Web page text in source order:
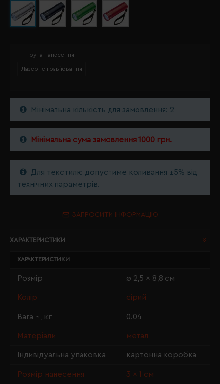
Група нанесення
Лазерне гравіювання
Мінімальна кількість для замовлення: 2
Мінімальна сума замовлення 1000 грн.
Для текстилю допустиме коливання ±5% від
технічних параметрів.
ЗАПРОСИТИ ІНФОРМАЦІЮ
ХАРАКТЕРИСТИКИ
ХАРАКТЕРИСТИКИ
Розмір ø 2,5 x 8,8 см
Колір сірий
Вага ~, кг 0.04
Матеріали метал
Індивідуальна упаковка картонна коробка
Розмір нанесення 3 × 1 см